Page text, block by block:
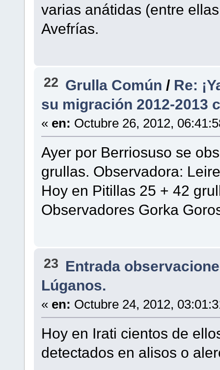
varias anátidas (entre
Avefrías.
22 Grulla Común / Re:
su migración 2012-2013
« en: Octubre 26, 2012,
Ayer por Berriosuso se
grullas. Observadora:
Hoy en Pitillas 25 + 42
Observadores Gorka
23 Entrada
Lúganos.
« en: Octubre 24, 2012,
Hoy en Irati cientos de
detectados en alisos o